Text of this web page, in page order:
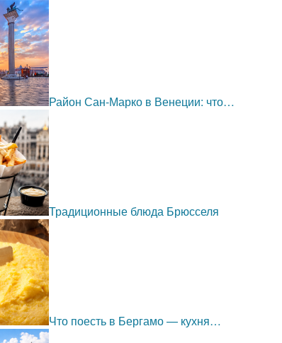
Район Сан-Марко в Венеции: что…
Традиционные блюда Брюсселя
Что поесть в Бергамо — кухня…